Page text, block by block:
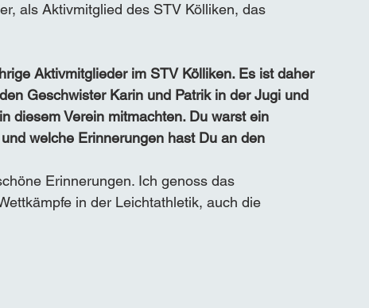
als Aktivmitglied des STV Kölliken, das
Aktivmitglieder im STV Kölliken. Es ist daher
Geschwister Karin und Patrik in der Jugi und
diesem Verein mitmachten. Du warst ein
welche Erinnerungen hast Du an den
Erinnerungen. Ich genoss das
in der Leichtathletik, auch die